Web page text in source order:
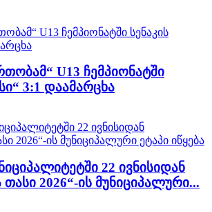
U13 ჩემპიონატში
3:1 დაამარცხა
22 ივნისიდან
2026“-ის მუნიციპალური...